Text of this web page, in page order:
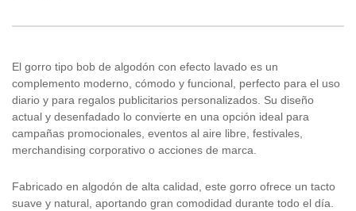
El gorro tipo bob de algodón con efecto lavado es un
complemento moderno, cómodo y funcional, perfecto para el uso
diario y para regalos publicitarios personalizados. Su diseño
actual y desenfadado lo convierte en una opción ideal para
campañas promocionales, eventos al aire libre, festivales,
merchandising corporativo o acciones de marca.
Fabricado en algodón de alta calidad, este gorro ofrece un tacto
suave y natural, aportando gran comodidad durante todo el día.